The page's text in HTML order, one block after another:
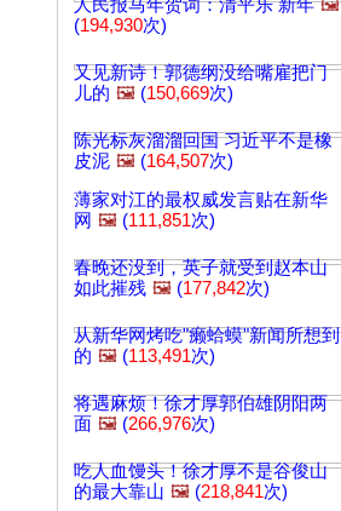
人民报马年贺词：清平乐 新年 🖼️
(194,930次)
又见新诗！郭德纲没给嘴雇把门
儿的 🖼️ (150,669次)
陈光标灰溜溜回国 习近平不是橡
皮泥 🖼️ (164,507次)
薄家对江的最权威发言贴在新华
网 🖼️ (111,851次)
春晚还没到，英子就受到赵本山
如此摧残 🖼️ (177,842次)
从新华网烤吃"癞蛤蟆"新闻所想到
的 🖼️ (113,491次)
将遇麻烦！徐才厚郭伯雄阴阳两
面 🖼️ (266,976次)
吃人血馒头！徐才厚不是谷俊山
的最大靠山 🖼️ (218,841次)